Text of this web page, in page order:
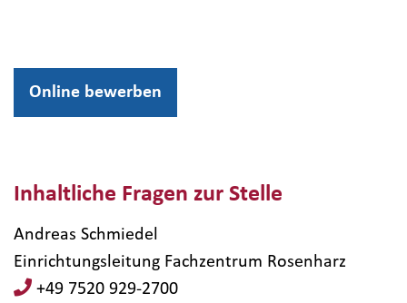
Inhaltliche Fragen zur Stelle
Andreas Schmiedel
Einrichtungsleitung Fachzentrum Rosenharz
+49 7520 929-2700
Online bewerben